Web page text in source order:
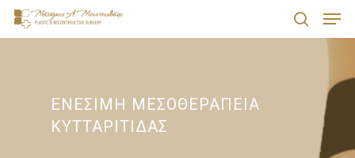
Skip
to
search
ΕΝΕΣΙΜΗ ΜΕΣΟΘΕΡΑΠΕΙΑ
ΚΥΤΤΑΡΙΤΙΔΑΣ
Menu